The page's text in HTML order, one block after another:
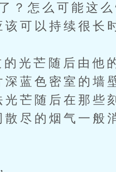
？怎么可能这
该可以持续很
芒随后由他的
蓝色密室的墙
芒随后在那些
尽的烟气一般